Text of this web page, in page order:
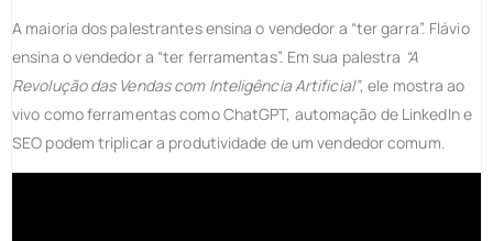
A maioria dos palestrantes ensina o vendedor a “ter garra”. Flávio
ensina o vendedor a “ter ferramentas”. Em sua palestra “A
Revolução das Vendas com Inteligência Artificial”, ele mostra ao
vivo como ferramentas como ChatGPT, automação de LinkedIn e
SEO podem triplicar a produtividade de um vendedor comum.